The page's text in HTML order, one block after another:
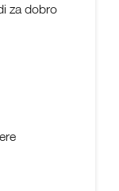
za dobro